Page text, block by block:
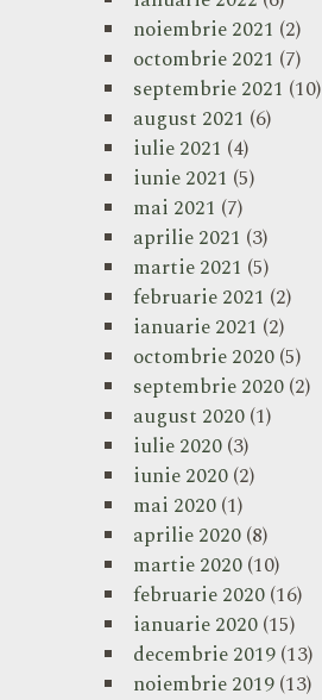
noiembrie 2021 (2)
octombrie 2021 (7)
septembrie 2021 (10)
august 2021 (6)
iulie 2021 (4)
iunie 2021 (5)
mai 2021 (7)
aprilie 2021 (3)
martie 2021 (5)
februarie 2021 (2)
ianuarie 2021 (2)
octombrie 2020(5)
septembrie 2020(2)
august 2020(1)
iulie 2020(3)
iunie 2020(2)
mai 2020(1)
aprilie 2020(8)
martie 2020(10)
februarie 2020(16)
ianuarie 2020(15)
decembrie 2019(13)
noiembrie 2019(13)